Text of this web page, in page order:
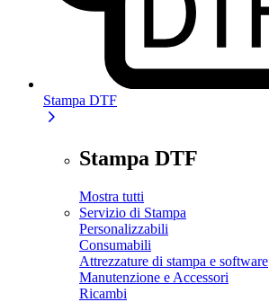
Stampa DTF
Stampa DTF
Mostra tutti
Servizio di Stampa
Personalizzabili
Consumabili
Attrezzature di stampa e software
Manutenzione e Accessori
Ricambi